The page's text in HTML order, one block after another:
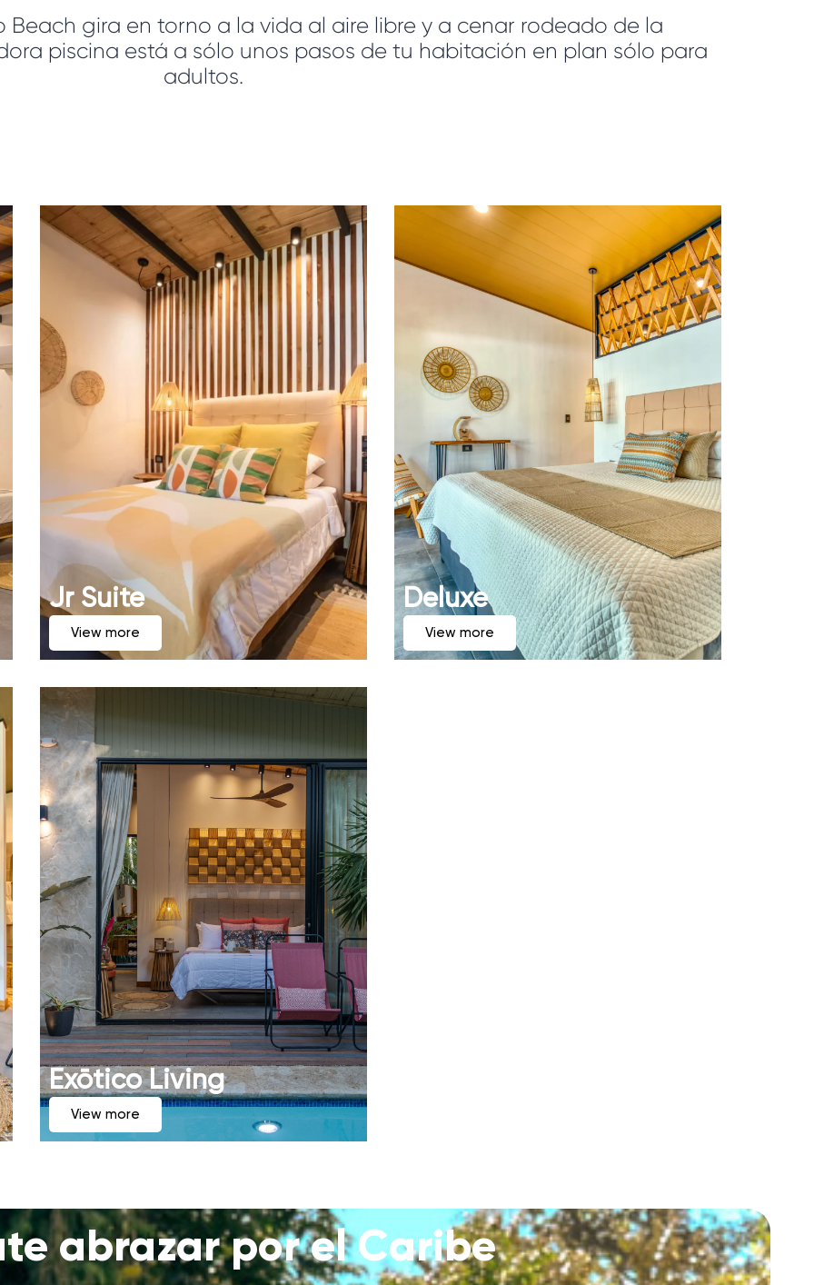
Beach gira en torno a la vida al aire libre y a cenar rodeado de la
piscina está a sólo unos pasos de tu habitación en plan sólo para
adultos.
Jr Suite
View more
Deluxe
View more
Exōtico Living
View more
abrazar por el Caribe